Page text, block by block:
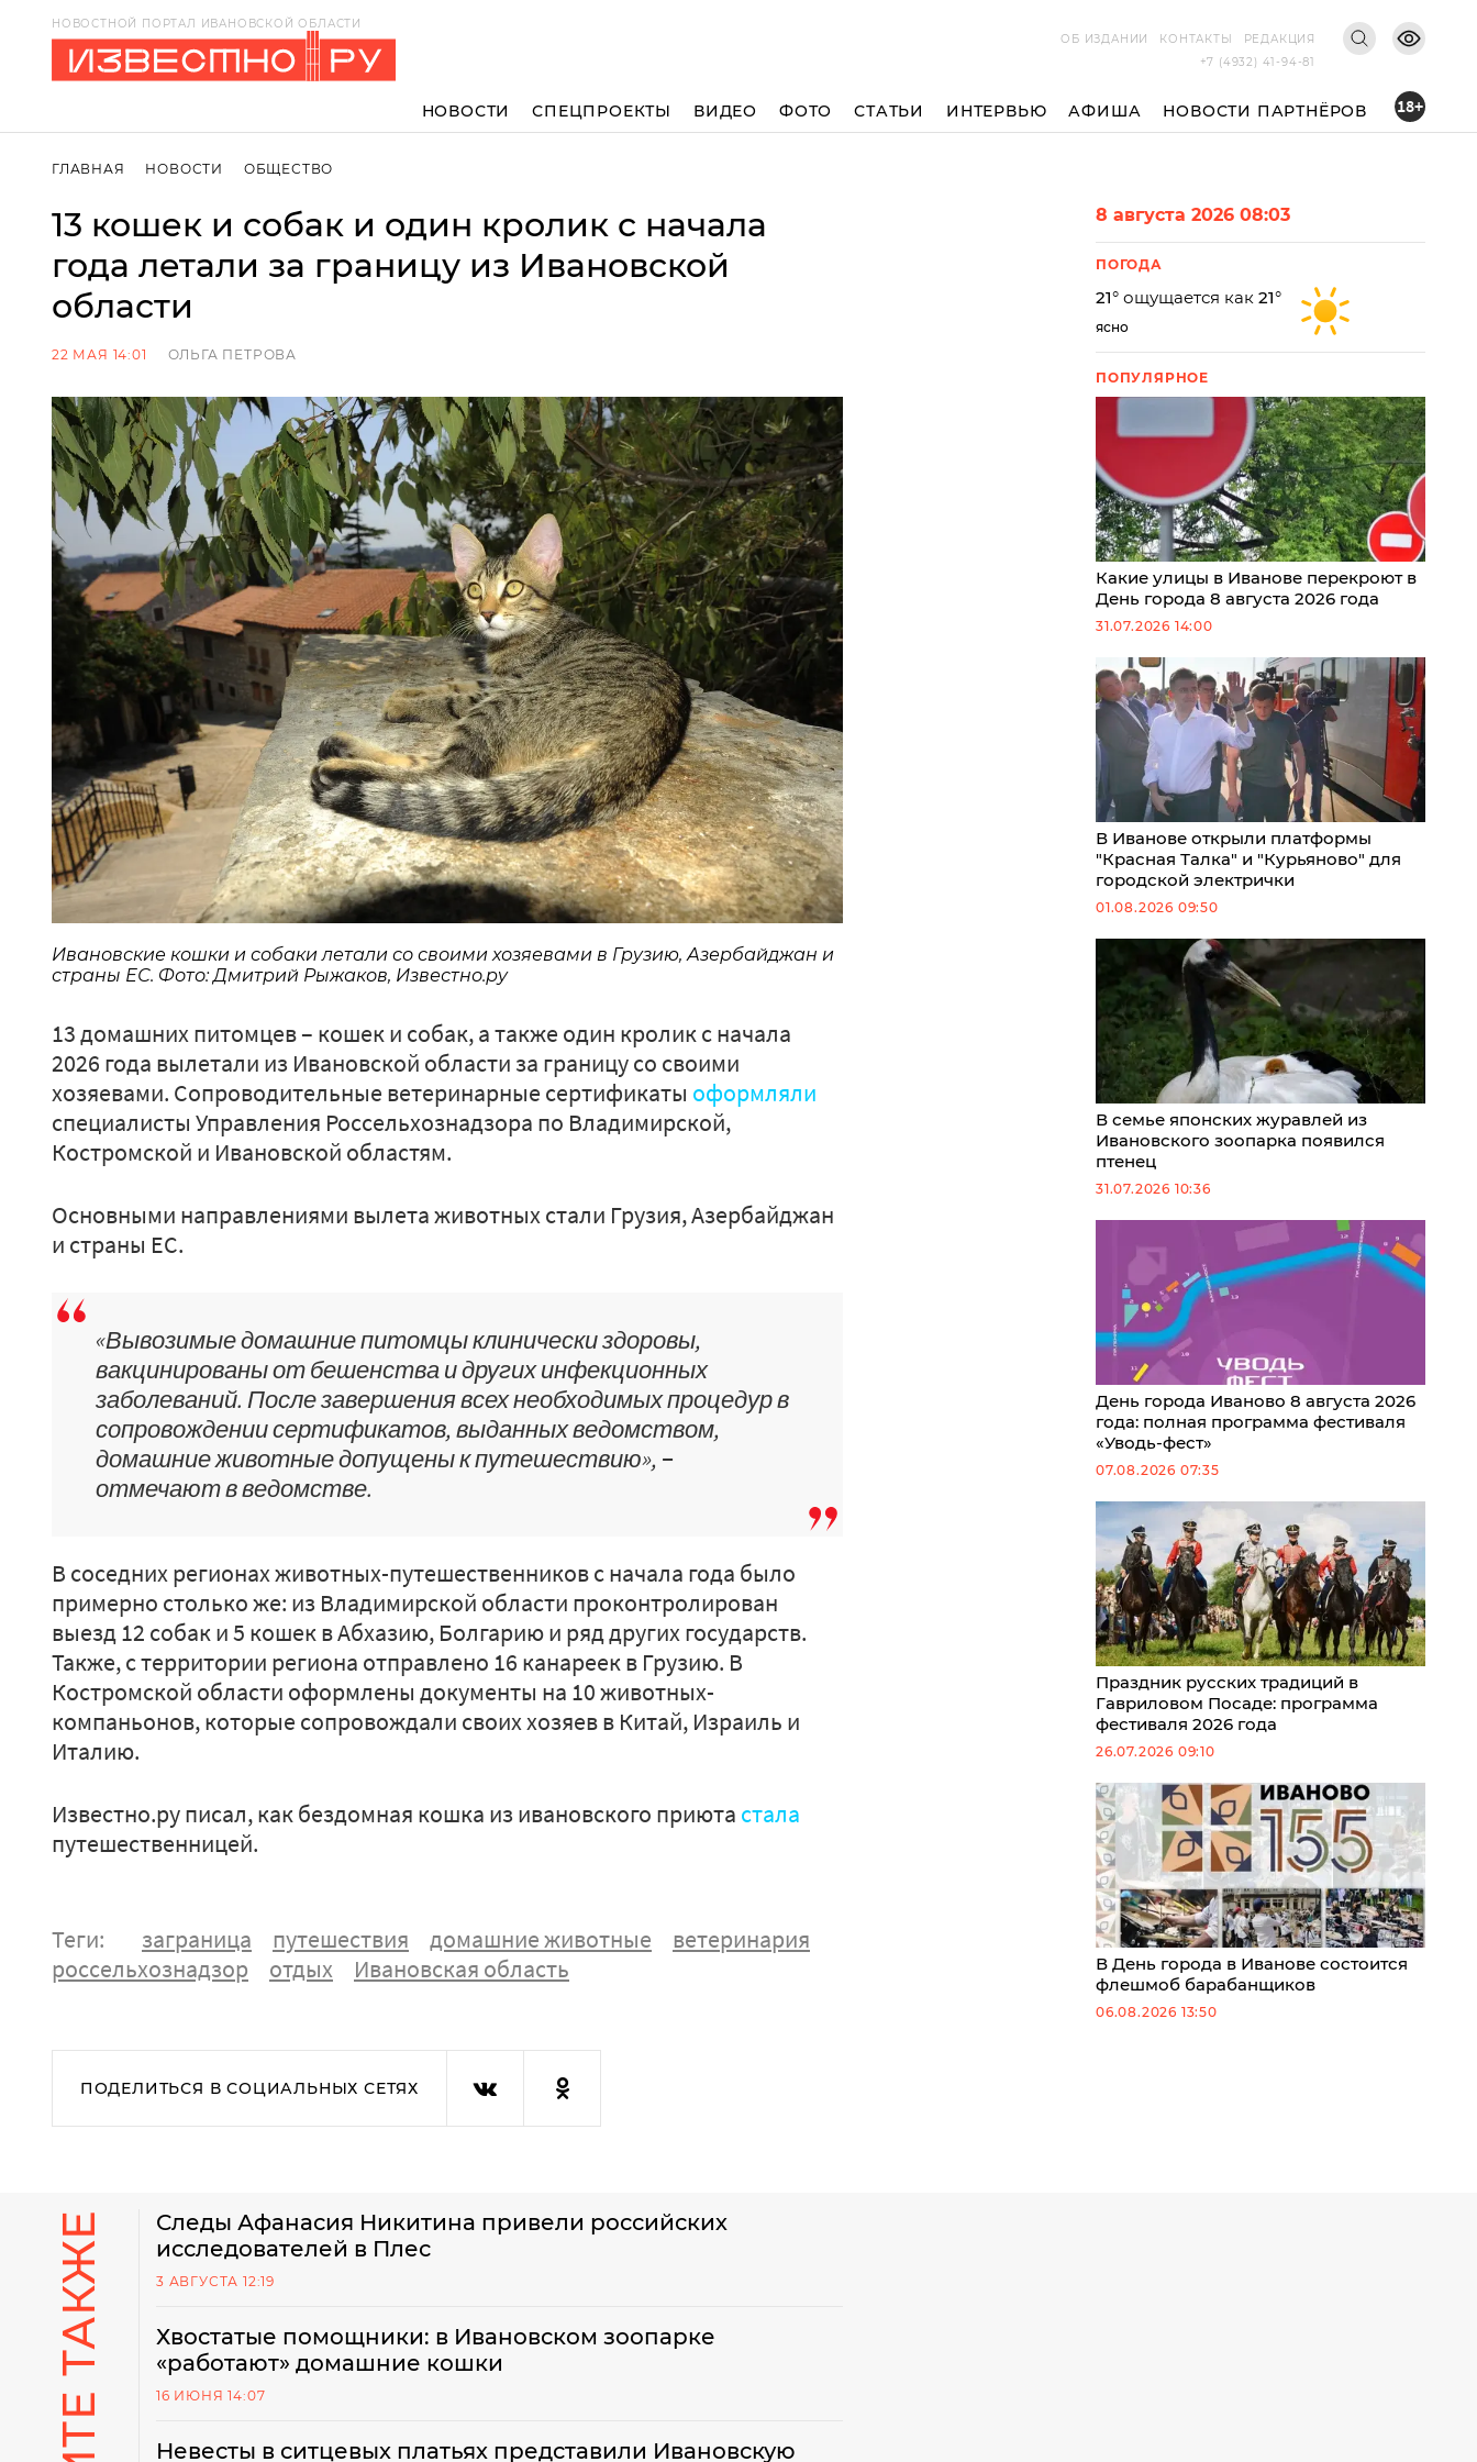
НОВОСТНОЙ ПОРТАЛ ИВАНОВСКОЙ ОБЛАСТИ
ОБ ИЗДАНИИ
КОНТАКТЫ
РЕДАКЦИЯ
+7 (4932) 41-94-81
НОВОСТИ СПЕЦПРОЕКТЫ ВИДЕО ФОТО СТАТЬИ ИНТЕРВЬЮ АФИША НОВОСТИ ПАРТНЁРОВ 18+
ГЛАВНАЯ НОВОСТИ ОБЩЕСТВО
13 кошек и собак и один кролик с начала
года летали за границу из Ивановской
области
22 МАЯ 14:01 ОЛЬГА ПЕТРОВА
Ивановские кошки и собаки летали со своими хозяевами в Грузию, Азербайджан и
страны ЕС. Фото: Дмитрий Рыжаков, Известно.ру
13 домашних питомцев – кошек и собак, а также один кролик с начала
2026 года вылетали из Ивановской области за границу со своими
хозяевами. Сопроводительные ветеринарные сертификаты оформляли
специалисты Управления Россельхознадзора по Владимирской,
Костромской и Ивановской областям.
Основными направлениями вылета животных стали Грузия, Азербайджан
и страны ЕС.
«Вывозимые домашние питомцы клинически здоровы,
вакцинированы от бешенства и других инфекционных
заболеваний. После завершения всех необходимых процедур в
сопровождении сертификатов, выданных ведомством,
домашние животные допущены к путешествию», −
отмечают в ведомстве.
В соседних регионах животных-путешественников с начала года было
примерно столько же: из Владимирской области проконтролирован
выезд 12 собак и 5 кошек в Абхазию, Болгарию и ряд других государств.
Также, с территории региона отправлено 16 канареек в Грузию. В
Костромской области оформлены документы на 10 животных-
компаньонов, которые сопровождали своих хозяев в Китай, Израиль и
Италию.
Известно.ру писал, как бездомная кошка из ивановского приюта стала
путешественницей.
Теги: заграница путешествия домашние животные
ветеринария
россельхознадзор
отдых Ивановская область
ПОДЕЛИТЬСЯ В СОЦИАЛЬНЫХ СЕТЯХ
8 августа 2026 08:03
ПОГОДА
21° ощущается как 21°
ясно
ПОПУЛЯРНОЕ
Какие улицы в Иванове перекроют в
День города 8 августа 2026 года
31.07.2026 14:00
В Иванове открыли платформы
"Красная Талка" и "Курьяново" для
городской электрички
01.08.2026 09:50
В семье японских журавлей из
Ивановского зоопарка появился
птенец
31.07.2026 10:36
День города Иваново 8 августа 2026
года: полная программа фестиваля
«Уводь-фест»
07.08.2026 07:35
Праздник русских традиций в
Гавриловом Посаде: программа
фестиваля 2026 года
26.07.2026 09:10
В День города в Иванове состоится
флешмоб барабанщиков
06.08.2026 13:50
Следы Афанасия Никитина привели российских
исследователей в Плес
3 АВГУСТА 12:19
Хвостатые помощники: в Ивановском зоопарке
«работают» домашние кошки
16 ИЮНЯ 14:07
Невесты в ситцевых платьях представили Ивановскую